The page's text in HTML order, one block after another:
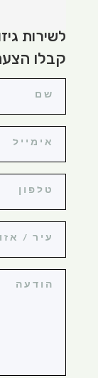
לשירות
קבלו